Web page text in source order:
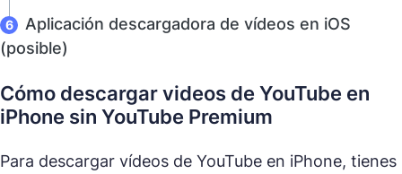
Aplicación descargadora de vídeos en iOS
(posible)
Cómo descargar videos de YouTube en
iPhone sin YouTube Premium
Para descargar vídeos de YouTube en iPhone, tienes